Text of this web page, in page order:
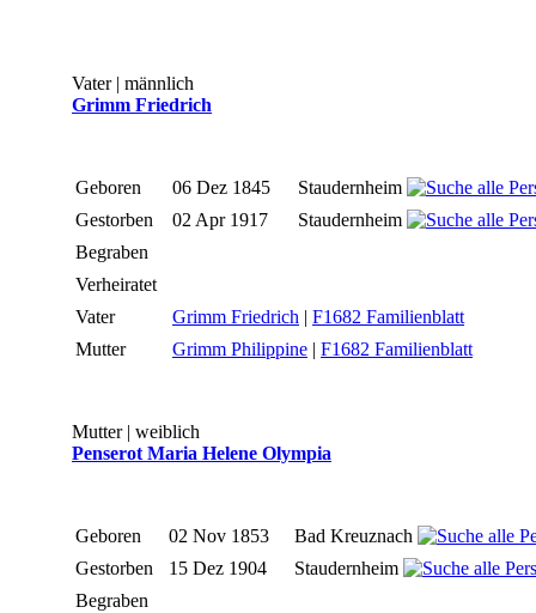
Vater | männlich
Grimm Friedrich
Geboren 06 Dez 1845
Staudernheim
Gestorben
02 Apr 1917
Staudernheim
Begraben
Verheiratet
Vater
Grimm Friedrich | F1682 Familienblatt
Mutter
Grimm Philippine | F1682 Familienblatt
Mutter | weiblich
Penserot Maria Helene Olympia
Geboren 02 Nov 1853
Bad Kreuznach
Gestorben
15 Dez 1904
Staudernheim
Begraben